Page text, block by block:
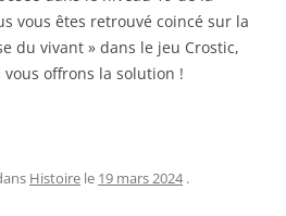
vous êtes retrouvé coincé sur la
du vivant » dans le jeu Crostic,
offrons la solution !
Histoire le 19 mars 2024 .